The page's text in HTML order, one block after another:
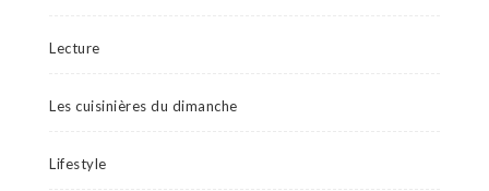
Lecture
Les cuisinières du dimanche
Lifestyle